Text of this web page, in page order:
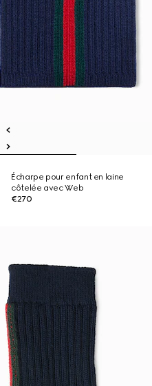
Écharpe pour enfant en laine
côtelée avec Web
€270